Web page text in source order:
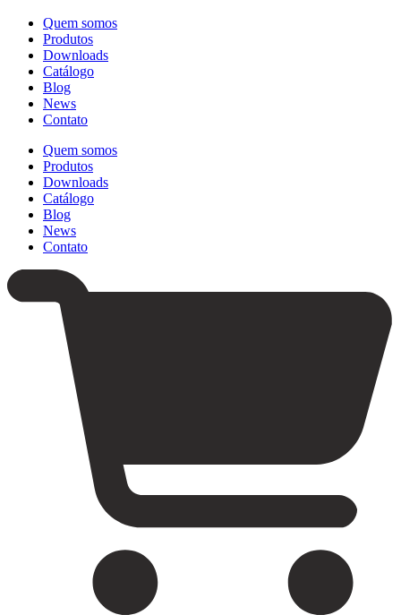
Quem somos
Produtos
Downloads
Catálogo
Blog
News
Contato
Quem somos
Produtos
Downloads
Catálogo
Blog
News
Contato